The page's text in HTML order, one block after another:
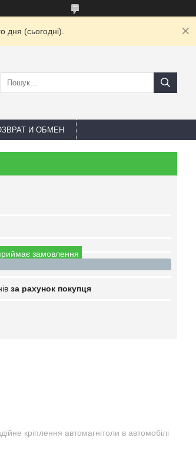
дня (сьогодні).
И ОБМЕН
замовлення
за рахунок покупця
кріплення автомагнітоли в автомобілі